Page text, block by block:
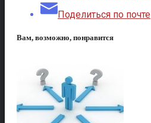
Поделиться по почте
Вам, возможно, понравится